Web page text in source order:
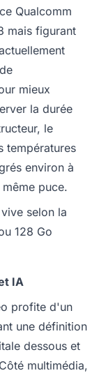
Qualcomm
mais figurant
mieux
la durée
le
températures
environ à
puce.
selon la
128 Go
IA
profite d'un
une définition
dessous et
multimédia,